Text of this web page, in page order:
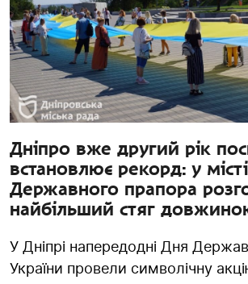
Дніпро вже другий рік
встановлює рекорд: у
Державного прапора
найбільший стяг
У Дніпрі напередодні Дня
України провели символічну